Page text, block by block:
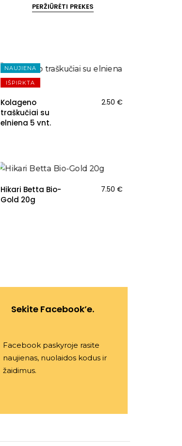
PERŽIŪRĖTI PREKES
NAUJIENA
IŠPIRKTA
Kolageno
traškučiai su
elniena 5 vnt.
2.50 €
Hikari Betta Bio-
Gold 20g
7.50 €
Sekite Facebook’e.
Facebook paskyroje rasite
naujienas, nuolaidos kodus ir
žaidimus.